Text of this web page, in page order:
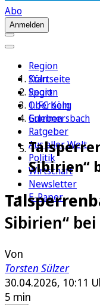
Abo
Anmelden
Region
Köln
Sport
1. FC Köln
Erleben
Ratgeber
Aus aller Welt
Politik
Wirtschaft
Newsletter
E-Paper
Startseite
Region
Oberberg
Gummersbach
Sibirien“
Sibirien“
Von
Torsten Sülzer
30.04.2026, 10:11
5 min